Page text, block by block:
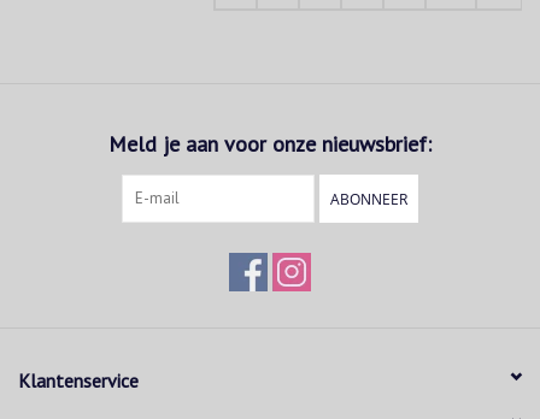
Meld je aan voor onze nieuwsbrief:
ABONNEER
Klantenservice